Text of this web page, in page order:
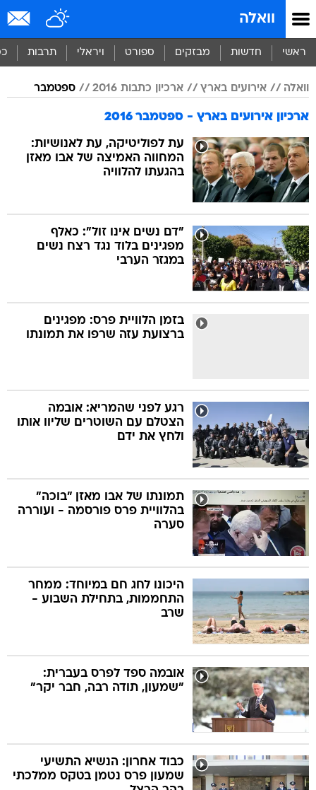
וואלה
ראשי חדשות מבזקים ספורט ויראלי תרבות
וואלה אירועים בארץ ארכיון כתבות 2016 ספטמבר
ארכיון אירועים בארץ - ספטמבר 2016
עת לפוליטיקה, עת לאנושיות:
המחווה האמיצה של אבו מאזן
בהגעתו להלוויה
"דם נשים אינו זול": כאלף
מפגינים בלוד נגד רצח נשים
במגזר הערבי
בזמן הלוויית פרס: מפגינים
ברצועת עזה שרפו את תמונתו
רגע לפני שהמריא: אובמה
הצטלם עם השוטרים שליוו אותו
ולחץ את ידם
תמונתו של אבו מאזן "בוכה"
בהלוויית פרס פורסמה - ועוררה
סערה
היכונו לחג חם במיוחד: ממחר
התחממות, בתחילת השבוע -
שרב
אובמה ספד לפרס בעברית:
"שמעון, תודה רבה, חבר יקר"
כבוד אחרון: הנשיא התשיעי
שמעון פרס נטמן בטקס ממלכתי